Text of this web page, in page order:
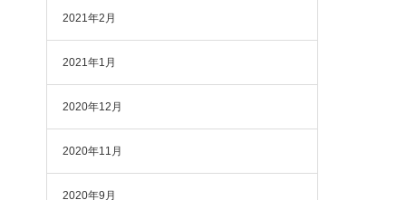
2021年2月
2021年1月
2020年12月
2020年11月
2020年9月